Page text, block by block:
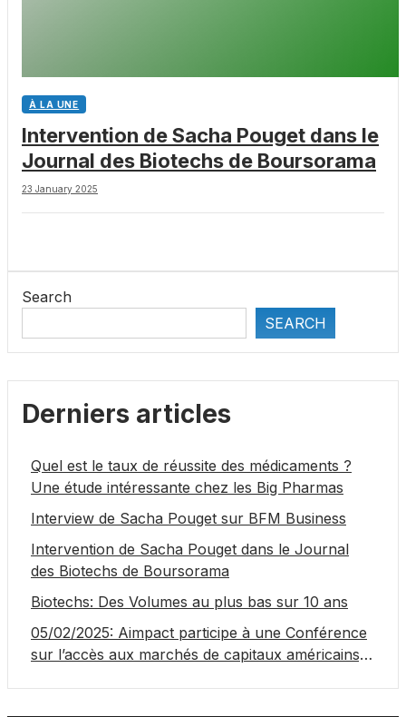
À LA UNE
Intervention de Sacha Pouget dans le
Journal des Biotechs de Boursorama
23 January 2025
Search
SEARCH
Derniers articles
Quel est le taux de réussite des médicaments ?
Une étude intéressante chez les Big Pharmas
Interview de Sacha Pouget sur BFM Business
Intervention de Sacha Pouget dans le Journal
des Biotechs de Boursorama
Biotechs: Des Volumes au plus bas sur 10 ans
05/02/2025: Aimpact participe à une Conférence
sur l’accès aux marchés de capitaux américains,